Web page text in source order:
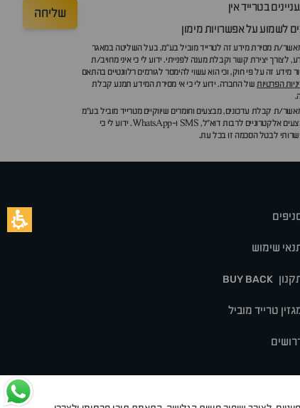
בטרייד אין
לשמוע על אפשרויות מימון
ת מסירת מידע זה לטרייד מוביל בע"מ, בעל השליטה במאגר
לצורך יצירת קשר וקבלת מענה לפנייתי. ידוע לי כי איני מחויב/ת
מידע זה על פי חוק, וכי הוא עשוי להימסר לגורמים רלוונטיים בהתאם
הפרטיותשל החברה. ידוע לי כי אי מסירת המידע תמנע קבלת
ת קבלת עדכונים, מבצעים וחומרים שיווקיים מטרייד מוביל בע"מ
באמצעים אלקטרוניים לרבות דוא״ל, SMS ו-WhatsApp. ידוע לי כי
לבטל הסכמה זו בכל עת.
שליחה
שימוש
BUY BACK
טרייד מוביל